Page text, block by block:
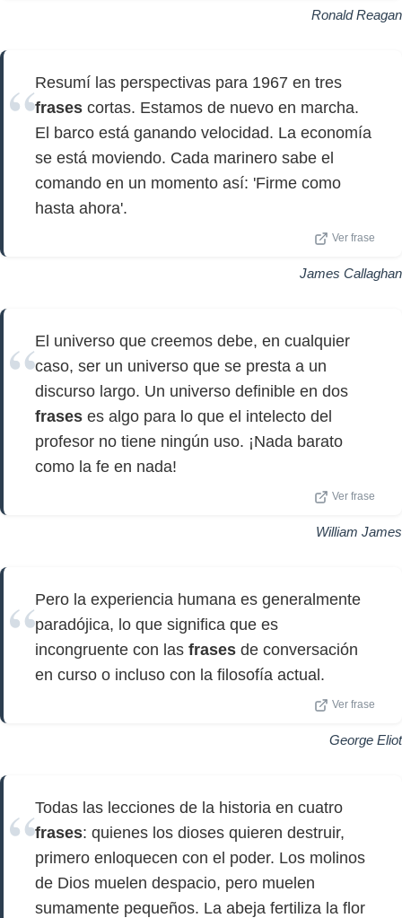
Ronald Reagan
Resumí las perspectivas para 1967 en tres
frases cortas. Estamos de nuevo en marcha.
El barco está ganando velocidad. La economía
se está moviendo. Cada marinero sabe el
comando en un momento así: 'Firme como
hasta ahora'.
Ver frase
James Callaghan
El universo que creemos debe, en cualquier
caso, ser un universo que se presta a un
discurso largo. Un universo definible en dos
frases es algo para lo que el intelecto del
profesor no tiene ningún uso. ¡Nada barato
como la fe en nada!
Ver frase
William James
Pero la experiencia humana es generalmente
paradójica, lo que significa que es
incongruente con las frases de conversación
en curso o incluso con la filosofía actual.
Ver frase
George Eliot
Todas las lecciones de la historia en cuatro
frases: quienes los dioses quieren destruir,
primero enloquecen con el poder. Los molinos
de Dios muelen despacio, pero muelen
sumamente pequeños. La abeja fertiliza la flor